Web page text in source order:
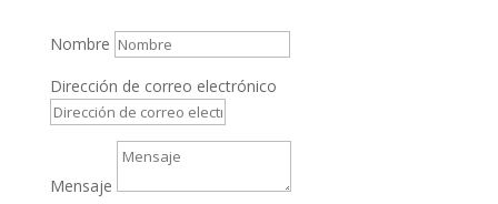
Nombre
Dirección de correo electrónico
Mensaje